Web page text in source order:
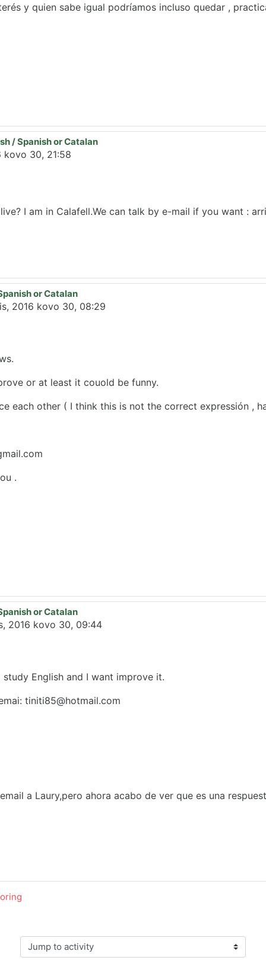
y quien sabe igual podríamos incluso quedar ,
/ Spanish or Catalan
kovo 30, 21:58
I am in Calafell.We can talk by e-mail if you want :
or Catalan
2016 kovo 30, 08:29
or at least it couold be funny.
each other ( I think this is not the correct expressión ,
.
or Catalan
2016 kovo 30, 09:44
English and I want improve it.
tiniti85@hotmail.com
a Laury,pero ahora acabo de ver que es una
Jump to activity